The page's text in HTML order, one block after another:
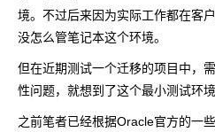
境。不过后来因为实际工作都在客
没怎么管笔记本这个环境。
但在近期测试一个迁移的项目中，
性问题，就想到了这个最小测试环境
之前笔者已经根据Oracle官方的一